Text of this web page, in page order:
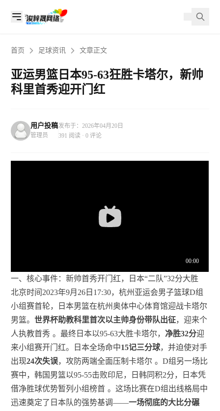
首页 足球资讯 文章正文
亚运男篮日本95-63狂胜卡塔尔，新帅
科里首秀迎开门红
用户投稿
管理员
发布于：2026年04月20日
391 阅读 · 0 评论
一、核心事件：新帅首秀开门红，日本“二队”32分大胜
北京时间2023年9月26日17:30，杭州亚运会男子篮球D组
小组赛首轮，日本男篮在杭州奥体中心体育馆迎战卡塔尔
男篮。世界杯助教科里首次以主帅身份带队出征，迎来个
人执教首秀 。最终日本以95-63大胜卡塔尔， 净胜32分迎
来小组赛开门红。日本全场命中15记三分球，并迫使对手
出现24次失误，攻防两端全面压制卡塔尔 。D组另一场比
赛中，韩国男篮以95-55击败印尼，日韩同积2分，日本凭
借净胜球优势暂列小组榜首 。这场比赛在D组出线格局中
迅速奠定了日本队的强势基调——一场彻底的大比分碾